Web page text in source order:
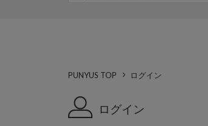
PUNYUS TOP ログイン
ログイン